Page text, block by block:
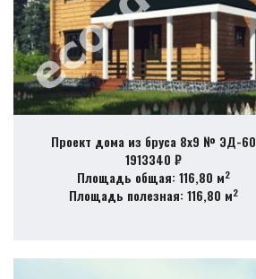
Проект дома из бруса 8х9 № ЭД-60
1913340 ₽
Площадь общая: 116,80 м2
Площадь полезная: 116,80 м2